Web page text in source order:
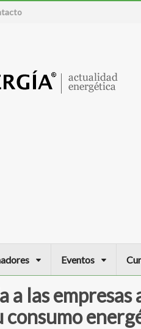
Eventos
a las
consumo